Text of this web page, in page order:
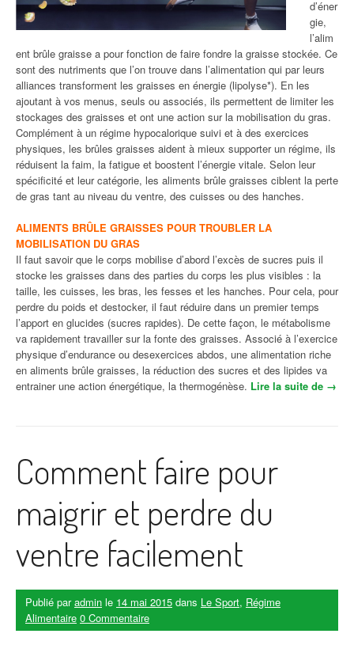
d’éner
gie,
l’alim
ent brûle graisse a pour fonction de faire fondre la graisse stockée. Ce
sont des nutriments que l’on trouve dans l’alimentation qui par leurs
alliances transforment les graisses en énergie (lipolyse*). En les
ajoutant à vos menus, seuls ou associés, ils permettent de limiter les
stockages des graisses et ont une action sur la mobilisation du gras.
Complément à un régime hypocalorique suivi et à des exercices
physiques, les brûles graisses aident à mieux supporter un régime, ils
réduisent la faim, la fatigue et boostent l’énergie vitale. Selon leur
spécificité et leur catégorie, les aliments brûle graisses ciblent la perte
de gras tant au niveau du ventre, des cuisses ou des hanches.
ALIMENTS BRÛLE GRAISSES POUR TROUBLER LA
MOBILISATION DU GRAS
Il faut savoir que le corps mobilise d’abord l’excès de sucres puis il
stocke les graisses dans des parties du corps les plus visibles : la
taille, les cuisses, les bras, les fesses et les hanches. Pour cela, pour
perdre du poids et destocker, il faut réduire dans un premier temps
l’apport en glucides (sucres rapides). De cette façon, le métabolisme
va rapidement travailler sur la fonte des graisses. Associé à l’exercice
physique d’endurance ou desexercices abdos, une alimentation riche
en aliments brûle graisses, la réduction des sucres et des lipides va
entrainer une action énergétique, la thermogénèse. Lire la suite de « Les
→
Comment faire pour
maigrir et perdre du
ventre facilement
Publié paradmin le 14 mai 2015 dans Le Sport, Régime
Alimentaire 0 Commentaire